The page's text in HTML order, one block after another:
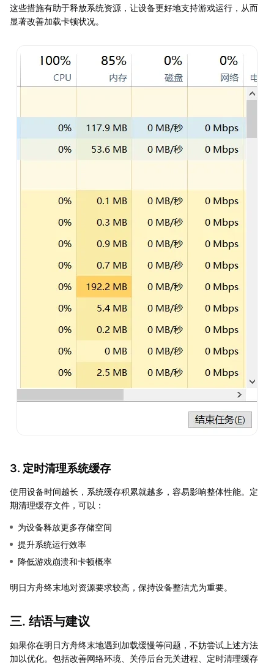
这些措施有助于释放系统资源，让设备更好地支持游戏运行，从而
显著改善加载卡顿状况。
3. 定时清理系统缓存
使用设备时间越长，系统缓存积累就越多，容易影响整体性能。定
期清理缓存文件，可以：
为设备释放更多存储空间
提升系统运行效率
降低游戏崩溃和卡顿概率
明日方舟终末地对资源要求较高，保持设备整洁尤为重要。
三. 结语与建议
如果你在明日方舟终末地遇到加载缓慢等问题，不妨尝试上述方法
加以优化。包括改善网络环境、关停后台无关进程、定时清理缓存